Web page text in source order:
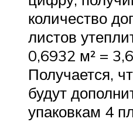
количество
листов
0,6932 м² =
Получается,
будут
упаковкам 4